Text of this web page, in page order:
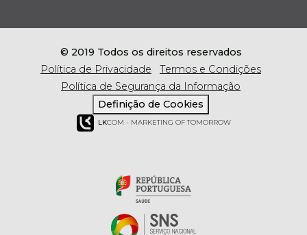
© 2019 Todos os direitos reservados
Política de Privacidade
Termos e Condições
Política de Segurança da Informação
Definição de Cookies
LKCOM - MARKETING OF TOMORROW